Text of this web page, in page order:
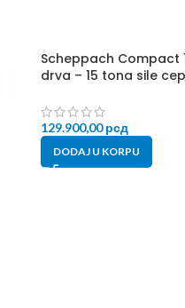
Scheppach Compact
drva – 15 tona sile
129.900,00рсд
DODAJ U KORPU